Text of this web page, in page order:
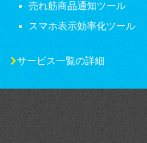
売れ筋商品通知ツール
スマホ表示効率化ツール
サービス一覧の詳細